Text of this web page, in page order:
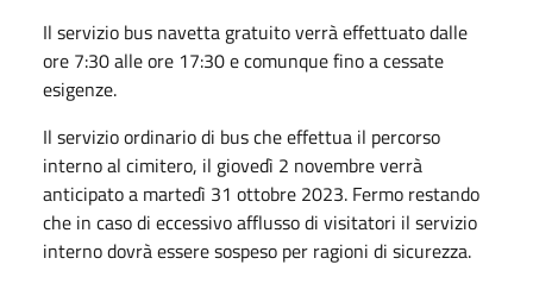
Il servizio bus navetta gratuito verrà effettuato dalle
ore 7:30 alle ore 17:30 e comunque fino a cessate
esigenze.
Il servizio ordinario di bus che effettua il percorso
interno al cimitero, il giovedì 2 novembre verrà
anticipato a martedì 31 ottobre 2023. Fermo restando
che in caso di eccessivo afflusso di visitatori il servizio
interno dovrà essere sospeso per ragioni di sicurezza.